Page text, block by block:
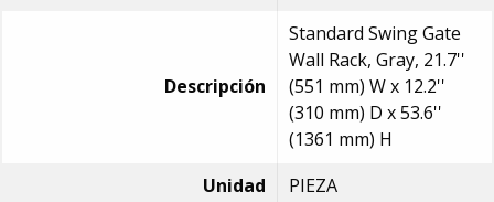
Descripción
Standard Swing Gate
Wall Rack, Gray, 21.7''
(551 mm) W x 12.2''
(310 mm) D x 53.6''
(1361 mm) H
Unidad
PIEZA